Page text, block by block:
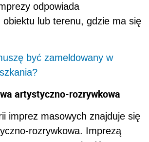
odpowiada
obiektu lub terenu, gdzie ma się
być zameldowany w
artystyczno-rozrywkowa
imprez masowych znajduje się
rozrywkowa. Imprezą